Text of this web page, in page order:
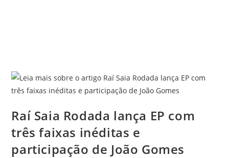
Raí Saia Rodada lança EP com
três faixas inéditas e
participação de João Gomes